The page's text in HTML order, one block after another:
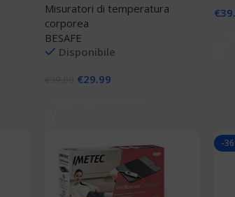
Misuratori di temperatura
corporea
BESAFE
Disponibile
€29.99
€
-